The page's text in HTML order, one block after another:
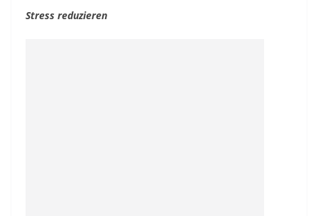
Stress reduzieren